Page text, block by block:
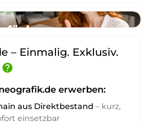
– Einmalig. Exklusiv.
help
erwerben:
aus Direktbestand – kurz,
einsetzbar